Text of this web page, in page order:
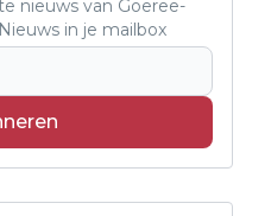
nieuws van Goeree-
in je mailbox